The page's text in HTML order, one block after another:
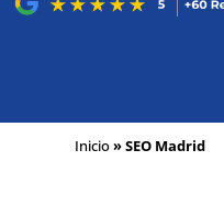
Inicio»SEO Madrid